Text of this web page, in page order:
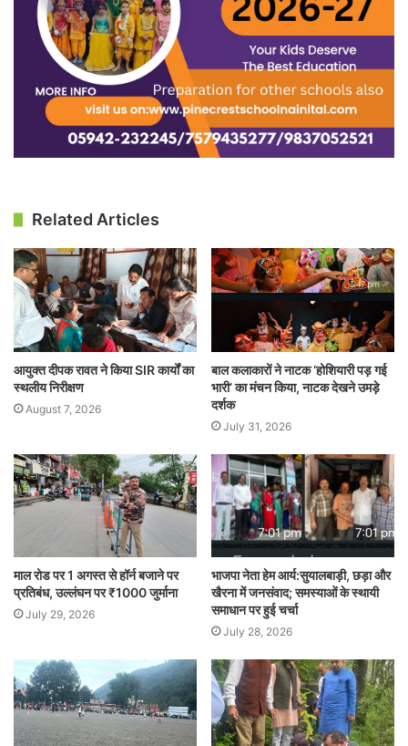
Related Articles
आयुक्त दीपक रावत ने किया SIR कार्यों का
स्थलीय निरीक्षण
August 7, 2026
बाल कलाकारों ने नाटक ‘होशियारी पड़ गई
भारी’ का मंचन किया, नाटक देखने उमड़े
दर्शक
July 31, 2026
माल रोड पर 1 अगस्त से हॉर्न बजाने पर
प्रतिबंध, उल्लंघन पर ₹1000 जुर्माना
July 29, 2026
भाजपा नेता हेम आर्य:सुयालबाड़ी, छड़ा और
खैरना में जनसंवाद; समस्याओं के स्थायी
समाधान पर हुई चर्चा
July 28, 2026